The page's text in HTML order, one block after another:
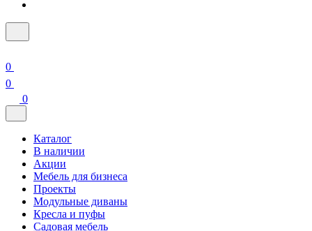
0
0
0
Каталог
В наличии
Акции
Мебель для бизнеса
Проекты
Модульные диваны
Кресла и пуфы
Садовая мебель